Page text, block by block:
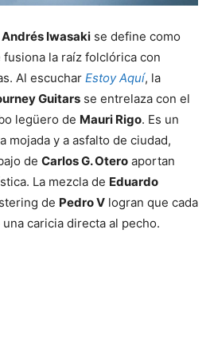
Andrés Iwasaki se define como
la raíz folclórica con
Al escuchar Estoy Aquí, la
Guitars se entrelaza con el
legüero de Mauri Rigo. Es un
mojada y a asfalto de ciudad,
de Carlos G. Otero aportan
La mezcla de Eduardo
de Pedro V logran que cada
caricia directa al pecho.